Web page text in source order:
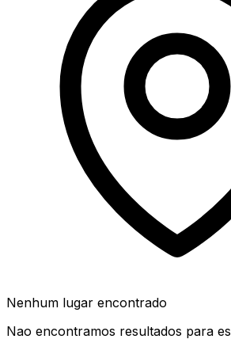
Nenhum lugar encontrado
Nao encontramos resultados para